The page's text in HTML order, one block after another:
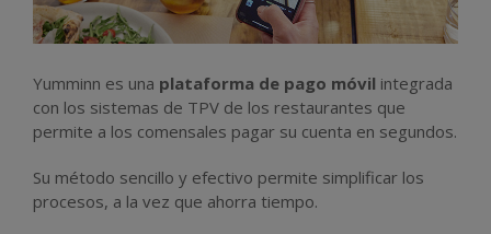
Yumminn es una plataforma de pago móvil integrada
con los sistemas de TPV de los restaurantes que
permite a los comensales pagar su cuenta en segundos.
Su método sencillo y efectivo permite simplificar los
procesos, a la vez que ahorra tiempo.